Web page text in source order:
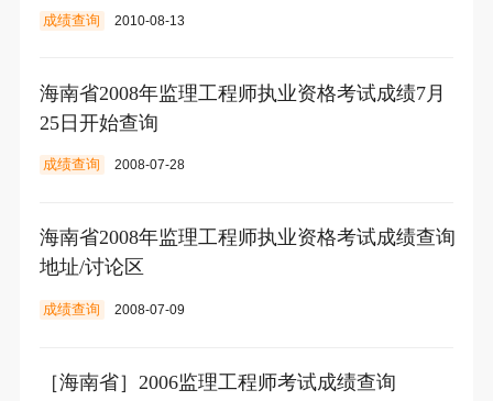
成绩查询 2010-08-13
海南省2008年监理工程师执业资格考试成绩7月
25日开始查询
成绩查询 2008-07-28
海南省2008年监理工程师执业资格考试成绩查询
地址/讨论区
成绩查询 2008-07-09
［海南省］2006监理工程师考试成绩查询